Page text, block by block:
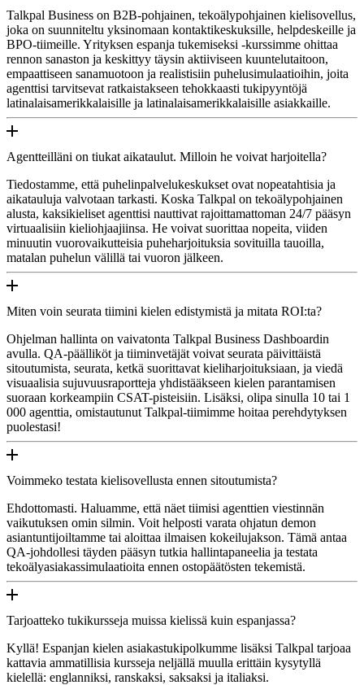
Talkpal Business on B2B-pohjainen, tekoälypohjainen kielisovellus,
joka on suunniteltu yksinomaan kontaktikeskuksille, helpdeskeille ja
BPO-tiimeille. Yrityksen espanja tukemiseksi -kurssimme ohittaa
rennon sanaston ja keskittyy täysin aktiiviseen kuuntelutaitoon,
empaattiseen sanamuotoon ja realistisiin puhelusimulaatioihin, joita
agenttisi tarvitsevat ratkaistakseen tehokkaasti tukipyyntöjä
latinalaisamerikkalaisille ja latinalaisamerikkalaisille asiakkaille.
Agentteilläni on tiukat aikataulut. Milloin he voivat harjoitella?
Tiedostamme, että puhelinpalvelukeskukset ovat nopeatahtisia ja
aikatauluja valvotaan tarkasti. Koska Talkpal on tekoälypohjainen
alusta, kaksikieliset agenttisi nauttivat rajoittamattoman 24/7 pääsyn
virtuaalisiin kieliohjaajiinsa. He voivat suorittaa nopeita, viiden
minuutin vuorovaikutteisia puheharjoituksia sovituilla tauoilla,
matalan puhelun välillä tai vuoron jälkeen.
Miten voin seurata tiimini kielen edistymistä ja mitata ROI:ta?
Ohjelman hallinta on vaivatonta Talkpal Business Dashboardin
avulla. QA-päälliköt ja tiiminvetäjät voivat seurata päivittäistä
sitoutumista, seurata, ketkä suorittavat kieliharjoituksiaan, ja viedä
visuaalisia sujuvuusraportteja yhdistääkseen kielen parantamisen
suoraan korkeampiin CSAT-pisteisiin. Lisäksi, olipa sinulla 10 tai 1
000 agenttia, omistautunut Talkpal-tiimimme hoitaa perehdytyksen
puolestasi!
Voimmeko testata kielisovellusta ennen sitoutumista?
Ehdottomasti. Haluamme, että näet tiimisi agenttien viestinnän
vaikutuksen omin silmin. Voit helposti varata ohjatun demon
asiantuntijoiltamme tai aloittaa ilmaisen kokeilujakson. Tämä antaa
QA-johdollesi täyden pääsyn tutkia hallintapaneelia ja testata
tekoälyasiakassimulaatioita ennen ostopäätösten tekemistä.
Tarjoatteko tukikursseja muissa kielissä kuin espanjassa?
Kyllä! Espanjan kielen asiakastukipolkumme lisäksi Talkpal tarjoaa
kattavia ammatillisia kursseja neljällä muulla erittäin kysytyllä
kielellä: englanniksi, ranskaksi, saksaksi ja italiaksi.